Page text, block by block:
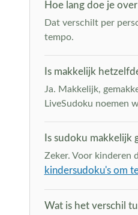
Hoe lang doe je
Dat verschilt per
tempo.
Is makkelijk
Ja. Makkelijk,
LiveSudoku noemen
Is sudoku makkelijk
Zeker. Voor kinderen
kindersudoku's om
Wat is het verschil